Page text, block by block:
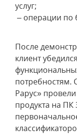
услуг;
– операции по
После
клиент
потребностям.
Рарус»
продукта на ПК